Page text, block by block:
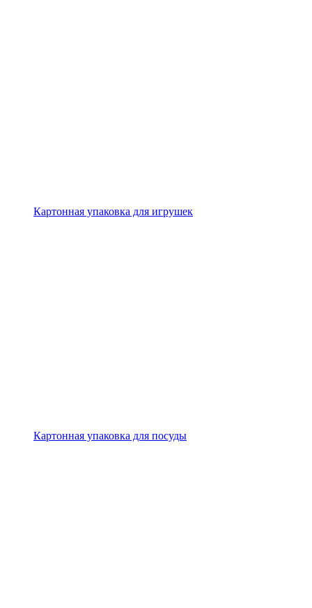
Картонная упаковка для игрушек
Картонная упаковка для посуды